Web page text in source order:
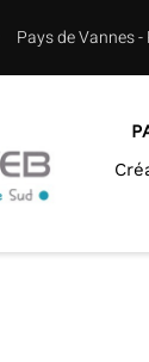
Pays de Vannes